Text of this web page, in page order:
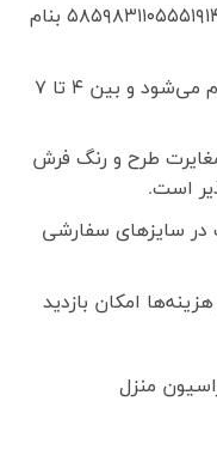
شماره کارت جهت پرداخت بیعانه ۵۸۵۹۸۳۱۱۰۵۵۵۱۹۱۴ بنام
ارسال‌های شهرستان با باربری انجام می‌شود و بین ۴ تا ۷
طرح و رنگ فرش
است.
در سایزهای سفارشی
امکان بازدید
منزل